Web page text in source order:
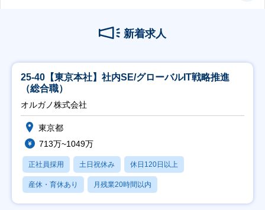
新着求人
25-40【東京本社】社内SE/グローバルIT戦略推進
（総合職）
オルガノ株式会社
東京都
713万~1049万
正社員採用 土日祝休み 休日120日以上
産休・育休あり 月残業20時間以内